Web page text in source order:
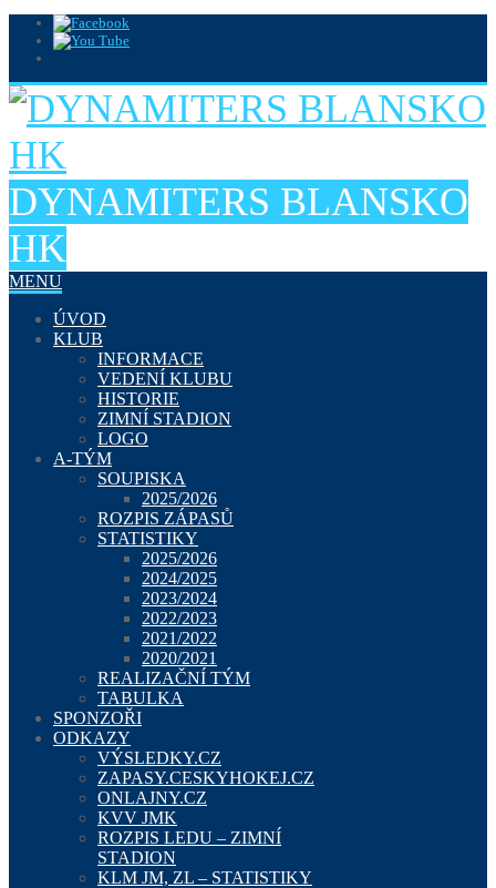
DYNAMITERS BLANSKO
HK
MENU
ÚVOD
KLUB
INFORMACE
VEDENÍ KLUBU
HISTORIE
ZIMNÍ STADION
LOGO
A-TÝM
SOUPISKA
2025/2026
ROZPIS ZÁPASŮ
STATISTIKY
2025/2026
2024/2025
2023/2024
2022/2023
2021/2022
2020/2021
REALIZAČNÍ TÝM
TABULKA
SPONZOŘI
ODKAZY
VÝSLEDKY.CZ
ZAPASY.CESKYHOKEJ.CZ
ONLAJNY.CZ
KVV JMK
ROZPIS LEDU – ZIMNÍ
STADION
KLM JM, ZL – STATISTIKY